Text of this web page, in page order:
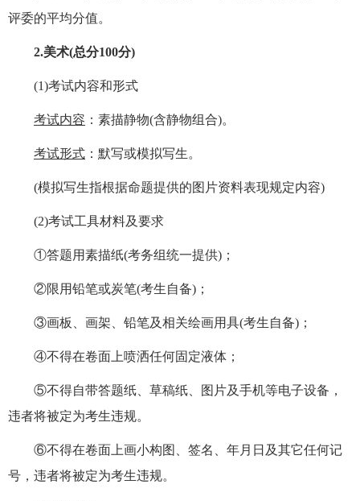
评委的平均分值。
2.美术(总分100分)
(1)考试内容和形式
考试内容 ：素描静物(含静物组合)。
考试形式 ：默写或模拟写生。
(模拟写生指根据命题提供的图片资料表现规定内容)
(2)考试工具材料及要求
①答题用素描纸(考务组统一提供)；
②限用铅笔或炭笔(考生自备)；
③画板、画架、铅笔及相关绘画用具(考生自备)；
④不得在卷面上喷洒任何固定液体；
⑤不得自带答题纸、草稿纸、图片及手机等电子设备，
违者将被定为考生违规。
⑥不得在卷面上画小构图、签名、年月日及其它任何记
号，违者将被定为考生违规。